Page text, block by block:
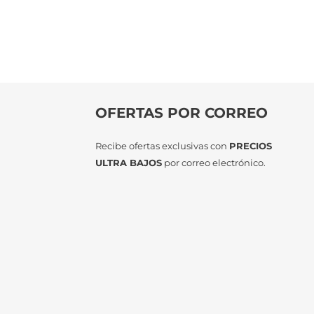
OFERTAS POR CORREO
Recibe ofertas exclusivas con PRECIOS
ULTRA BAJOSpor correo electrónico.